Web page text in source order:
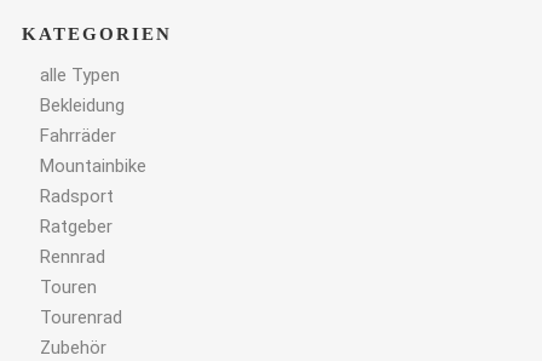
KATEGORIEN
alle Typen
Bekleidung
Fahrräder
Mountainbike
Radsport
Ratgeber
Rennrad
Touren
Tourenrad
Zubehör